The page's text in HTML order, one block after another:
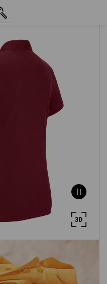
€ 21,66